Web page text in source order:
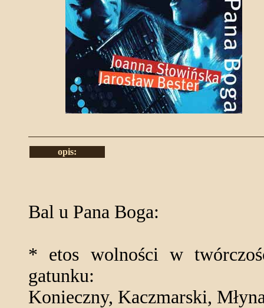
opis:
Bal u Pana Boga:
* etos wolności w
gatunku:
Konieczny, Kaczmarski,